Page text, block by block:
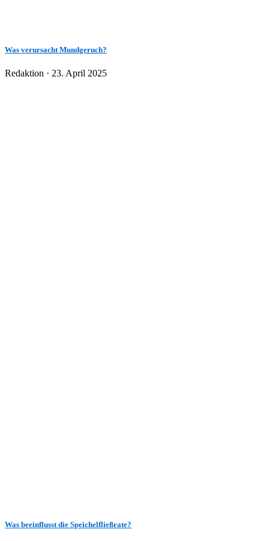
Was verursacht Mundgeruch?
Redaktion · Veröffentlicht
23. April 2025
Was beeinflusst die Speichelfließrate?